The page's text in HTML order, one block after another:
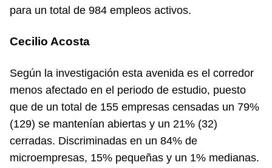
para un total de 984 empleos activos.
Cecilio Acosta
Según la investigación esta avenida es el corredor
menos afectado en el periodo de estudio, puesto
que de un total de 155 empresas censadas un 79%
(129) se mantenían abiertas y un 21% (32)
cerradas. Discriminadas en un 84% de
microempresas, 15% pequeñas y un 1% medianas.